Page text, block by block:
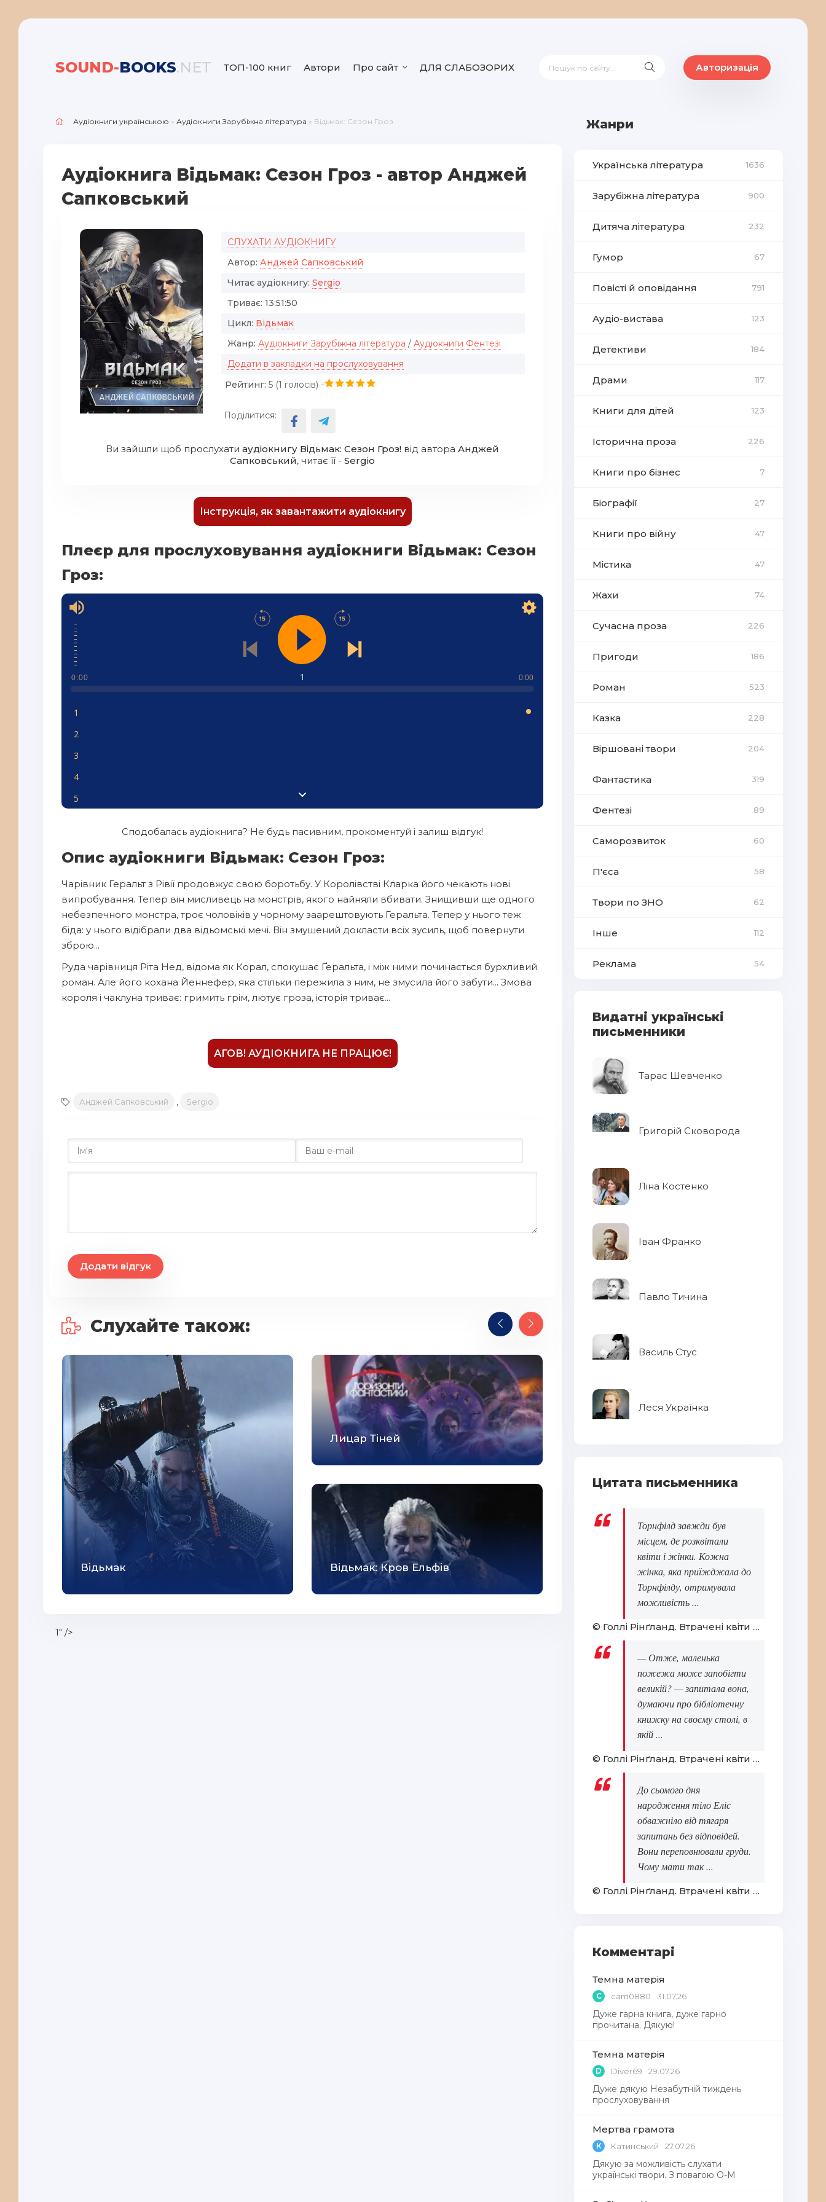
SOUND-BOOKS.NET ТОП-100 книг Автори Про сайт ДЛЯ СЛАБОЗОРИХ Авторизація
Аудіокниги українською » Аудіокниги Зарубіжна література » Відьмак: Сезон Гроз
Аудіокнига Відьмак: Сезон Гроз - автор Анджей
Сапковський
СЛУХАТИ АУДІОКНИГУ
Автор: Анджей Сапковський
Читає аудіокнигу: Sergio
Триває: 13:51:50
Цикл: Відьмак
Жанр: Аудіокниги Зарубіжна література / Аудіокниги Фентезі
Додати в закладки на прослуховування
Рейтинг: 5 (1 голосів) -
Поділитися:
Ви зайшли щоб прослухати аудіокнигу Відьмак: Сезон Гроз! від автора Анджей
Сапковський, читає її - Sergio
Інструкція, як завантажити аудіокнигу
Плеєр для прослуховування аудіокниги Відьмак: Сезон
Гроз:
1
0:00 0:00
1
2
3
4
5
8
9
10
11
12
13
19
21
22
27
30
31
34
35
36
37
38
41
42
Сподобалась аудіокнига? Не будь пасивним, прокоментуй і залиш відгук!
Опис аудіокниги Відьмак: Сезон Гроз:
Чарівник Геральт з Рівії продовжує свою боротьбу. У Королівстві Кларка його чекають нові
випробування. Тепер він мисливець на монстрів, якого найняли вбивати. Знищивши ще одного
небезпечного монстра, троє чоловіків у чорному заарештовують Геральта. Тепер у нього теж
біда: у нього відібрали два відьомські мечі. Він змушений докласти всіх зусиль, щоб повернути
зброю...
Руда чарівниця Ріта Нед, відома як Корал, спокушає Ґеральта, і між ними починається бурхливий
роман. Але його кохана Йеннефер, яка стільки пережила з ним, не змусила його забути... Змова
короля і чаклуна триває: гримить грім, лютує гроза, історія триває...
АГОВ! АУДІОКНИГА НЕ ПРАЦЮЄ!
Анджей Сапковський Sergio
Додати відгук
Слухайте також:
Відьмак
Лицар Тіней
Відьмак: Кров Ельфів Відьмак: Останнє бажання
1" />
Жанри
Українська література 1636
Зарубіжна література 900
Дитяча література 232
Гумор 67
Повісті й оповідання 791
Аудіо-вистава 123
Детективи 184
Драми 117
Книги для дітей 123
Історична проза 226
Книги про бізнес 7
Біографії 27
Книги про війну 47
Містика 47
Жахи 74
Сучасна проза 226
Пригоди 186
Роман 523
Казка 228
Віршовані твори 204
Фантастика 319
Фентезі 89
Саморозвиток 60
П'єса 58
Твори по ЗНО 62
Інше 112
Реклама 54
Видатні українські
письменники
Тарас Шевченко
Григорій Сковорода
Ліна Костенко
Іван Франко
Павло Тичина
Василь Стус
Леся Українка
Цитата письменника
Торнфілд завжди був
місцем, де розквітали
квіти і жінки. Кожна
жінка, яка приїжджала до
Торнфілду, отримувала
можливість ...
© Голлі Рінґланд. Втрачені квіти Еліс Гарт
— Отже, маленька
пожежа може запобігти
великій? — запитала вона,
думаючи про бібліотечну
книжку на своєму столі, в
якій ...
© Голлі Рінґланд. Втрачені квіти Еліс Гарт
До сьомого дня
народження тіло Еліс
обважніло від тягаря
запитань без відповідей.
Вони переповнювали груди.
Чому мати так ...
© Голлі Рінґланд. Втрачені квіти Еліс Гарт
Комментарі
Темна матерія
C cam0880 31.07.26
Дуже гарна книга, дуже гарно
прочитана. Дякую!
Темна матерія
D Diver69 29.07.26
Дуже дякую Незабутній тиждень
прослуховування
Мертва грамота
К Катинський 27.07.26
Дякую за можливість слухати
українські твори. З повагою О-М